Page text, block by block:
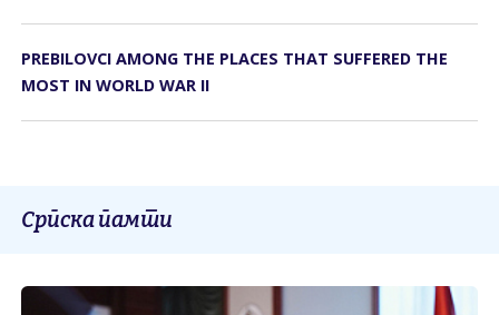
PREBILOVCI AMONG THE PLACES THAT SUFFERED THE
MOST IN WORLD WAR II
Српска памти